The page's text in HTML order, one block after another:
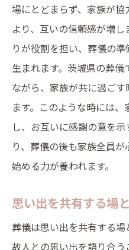
場にとどまらず、家族が
より、互いの信頼感が増
りが役割を担い、葬儀の
生まれます。茨城県の葬
ながら、家族が共に過ご
ます。このような時には
し、お互いに感謝の意を
り、葬儀の後も家族全員
始める力が養われます。
思い出を共有する場
葬儀は思い出を共有する場
故人との思い出を語り合